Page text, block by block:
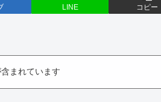
LINE コピー
まれています